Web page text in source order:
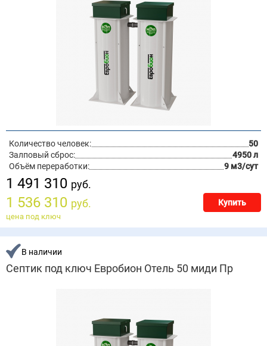
Количество человек:
50
Залповый сброс:
4950 л
Объём переработки:
9 м3/сут
1 491 310 руб.
1 536 310 руб. Купить
цена под ключ
В наличии
Септик под ключ Евробион Отель 50 миди Пр